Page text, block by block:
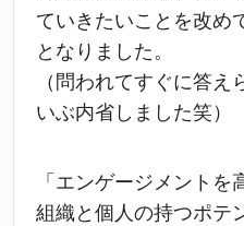
ていきたいことを改め
となりました。
（問われてすぐに答
いぶ内省しました笑）
「エンゲージメントを
組織と個人の持つポテ